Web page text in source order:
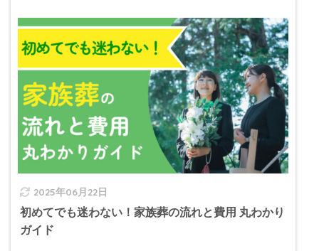
2025年06月22日
初めてでも迷わない！家族葬の流れと費用 丸わかり
ガイド